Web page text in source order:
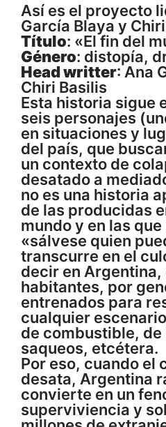
Así es el proyecto
García Blaya y
Título: «El fin del
Género: distopía,
Head writter: Ana
Chiri Basilis
Esta historia sigue
seis personajes
en situaciones y
del país, que
un contexto de
desatado a
no es una historia
de las producidas
mundo y en las
«sálvese quien
transcurre en el
decir en Argentina,
habitantes, por
entrenados para
cualquier
de combustible, de
saqueos, etcétera.
Por eso, cuando el
desata, Argentina
convierte en un
superviviencia y